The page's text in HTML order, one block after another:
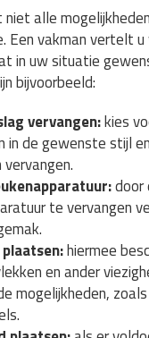
alle
Een vakman vertelt
in uw situatie
bijvoorbeeld:
vervangen:kies
in de gewenste stijl
vervangen.
door
te vervangen
hiermee
en ander
mogelijkheden,